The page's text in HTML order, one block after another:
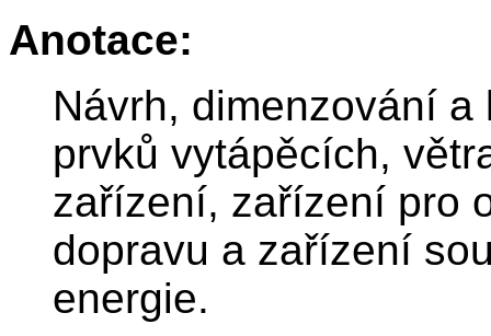
Anotace:
Návrh, dimenzování
prvků vytápěcích,
zařízení, zařízení pro
dopravu a zařízení
energie.